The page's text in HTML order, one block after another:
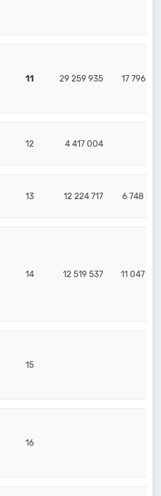
11 29 259 935 17 796 318
12 4 417 004
13 12 224 717 6 748 896
14 12 519 537 11 047 422
15
16